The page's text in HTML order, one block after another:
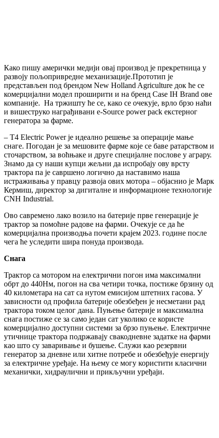
Како пишу амерички медији овај производ је прекретница у
развоју пољопривредне механизације.Прототип је
представљен под брендом New Holland Agriculture док ће се
комерцијални модел проширити и на бренд Case IH Brand ове
компаније. На тржишту ће се, како се очекује, врло брзо наћи
и вишеструко награђивани e-Source power pack екстерног
генератора за фарме.
– Т4 Electric Power је идеално решење за операције мање
снаге. Погодан је за мешовите фарме које се баве ратарством и
сточарством, за воћњаке и друге специјалне послове у аграру.
Знамо да су наши купци жељни да испробају ову врсту
трактора па је савршено логично да наставимо наша
истраживања у правцу развоја ових мотора – објаснио је Марк
Кермиш, директор за дигиталне и информационе технологије
CNH Industrial.
Ово савремено лако возило на батерије прве генерације је
трактор за помоћне радове на фарми. Очекује се да ће
комерцијална производња почети крајем 2023. године после
чега ће уследити шира понуда производа.
Снага
Трактор са мотором на електрични погон има максимални
обрт до 440Нм, погон на сва четири точка, постиже брзину од
40 километара на сат са нутом емисијом штетних гасова. У
зависности од профила батерије обезбеђен је несметани рад
трактора током целог дана. Пуњење батерије и максимална
снага постиже се за само један сат уколико се користе
комерцијално доступни системи за брзо пуњење. Електричне
утичнице трактора подржавају свакодневне задатке на фарми
као што су заваривање и бушење. Служи као резервни
генератор за дневне или хитне потребе и обезбеђује енергију
за електричне уређаје. На њему се могу користити класични
механички, хидраулични и прикључни уређаји.